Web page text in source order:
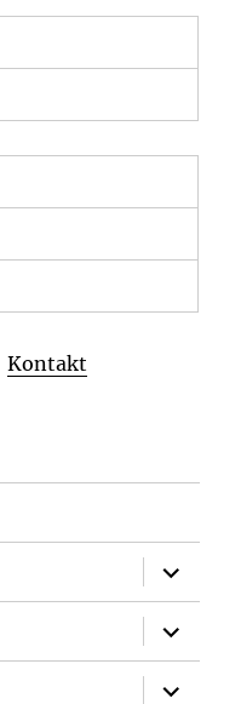
|Kontakt
öffnen
öffnen